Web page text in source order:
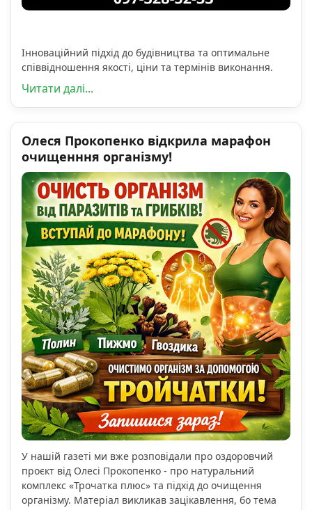
Інноваційний підхід до будівництва та оптимальне
співвідношення якості, ціни та термінів виконання.
Читати далі...
Олеся Прокопенко відкрила марафон
очищенння організму!
У нашій газеті ми вже розповідали про оздоровчий
проєкт від Олесі Прокопенко - про натуральний
комплекс «Трочатка плюс» та підхід до очищення
організму. Матеріал викликав зацікавлення, бо тема